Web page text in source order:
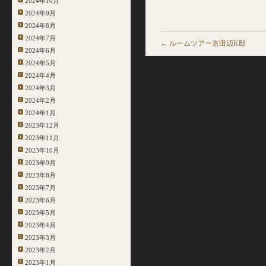
2024年9月
2024年8月
2024年7月
2024年6月
2024年5月
2024年4月
2024年3月
2024年2月
2024年1月
2023年12月
2023年11月
2023年10月
2023年9月
2023年8月
2023年7月
2023年6月
2023年5月
2023年4月
2023年3月
2023年2月
2023年1月
← ルームツアー京田辺K邸